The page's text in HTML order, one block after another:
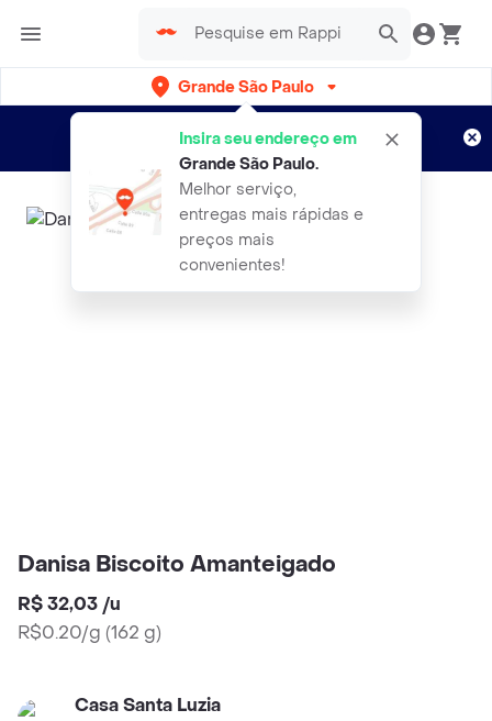
Grande São Paulo
Insira seu endereço em
Grande São Paulo.
Melhor serviço,
entregas mais rápidas e
preços mais
convenientes!
Entregas grátis por 15 dias!
Aplicam T&C
Danisa Biscoito Amanteigado
R$ 32,03 /u
R$0.20/g (162 g)
Casa Santa Luzia